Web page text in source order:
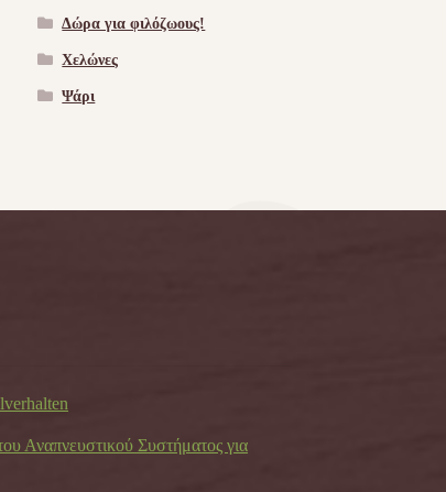
Δώρα για φιλόζωους!
Χελώνες
Ψάρι
Αναπνευστικού Συστήματος για